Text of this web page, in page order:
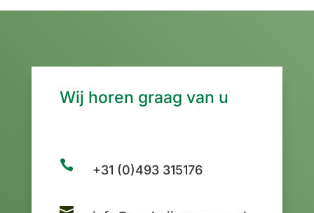
Wij horen graag van u
 +31 (0)493 315176